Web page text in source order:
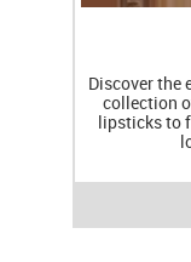
Discover the
collection
lipsticks to